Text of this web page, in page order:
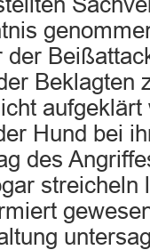
der
Beklagten
aufgeklärt
Hund bei
des
streicheln